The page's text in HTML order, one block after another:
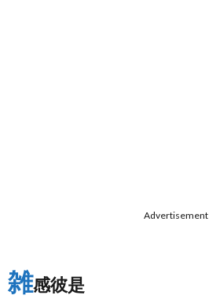
Advertisement
雑感彼是